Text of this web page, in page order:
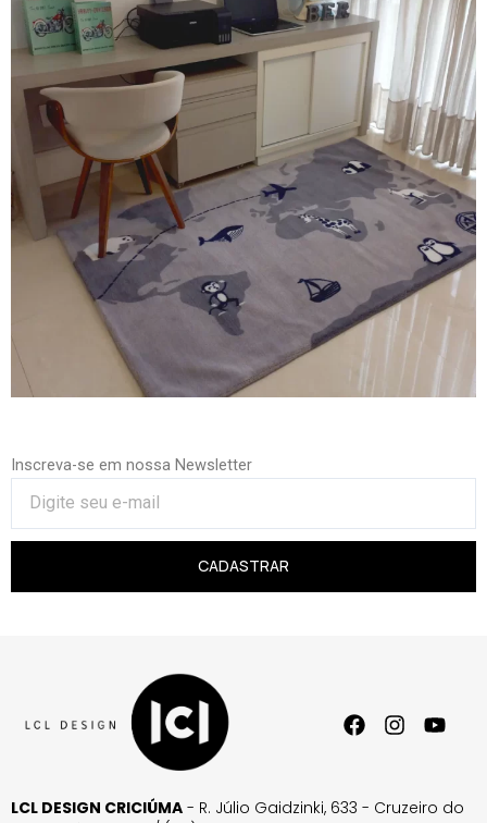
Inscreva-se em nossa Newsletter
CADASTRAR
LCL DESIGN CRICIÚMA - R. Júlio Gaidzinki, 633 - Cruzeiro do